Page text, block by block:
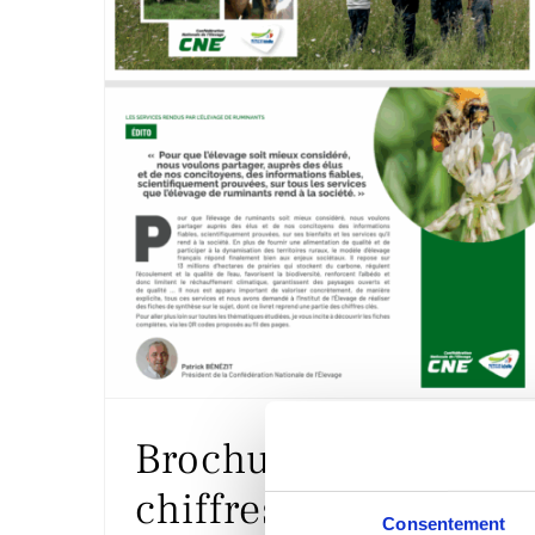
Consentement
Brochure sur les
chiffres clés «